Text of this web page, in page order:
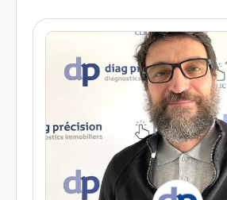
Nous sommes attentifs
environnementaux et à
clients.